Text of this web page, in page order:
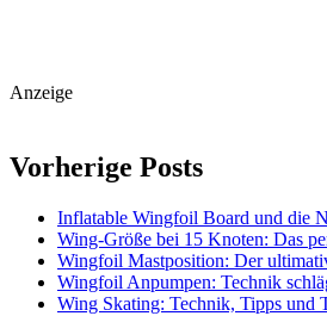
Anzeige
Vorherige Posts
Inflatable Wingfoil Board und die
Wing-Größe bei 15 Knoten: Das
Wingfoil Mastposition: Der
Wingfoil Anpumpen: Technik
Wing Skating: Technik, Tipps und